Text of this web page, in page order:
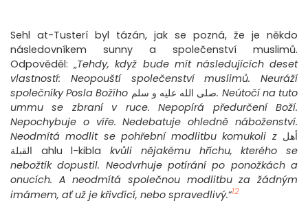
Sehl at-Tusterí byl tázán, jak se pozná, že je někdo
následovníkem sunny a společenství muslimů.
Odpověděl: „Tehdy, když bude mít následujících deset
vlastností: Neopouští společenství muslimů. Neuráží
společníky Posla Božího صلى الله عليه و سلم. Neútočí na tuto
ummu se zbraní v ruce. Nepopírá předurčení Boží.
Nepochybuje o víře. Nedebatuje ohledně náboženství.
Neodmítá modlit se pohřební modlitbu komukoli zأهل
القبلة ahlu l-kiblakvůli nějakému hříchu, kterého se
nebožtík dopustil. Neodvrhuje potírání po ponožkách a
onucích. A neodmítá společnou modlitbu za žádným
imámem, ať už je křivdící, nebo spravedlivý.“12